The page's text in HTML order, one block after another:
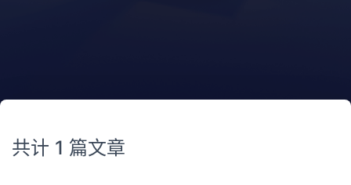
共计 1 篇文章